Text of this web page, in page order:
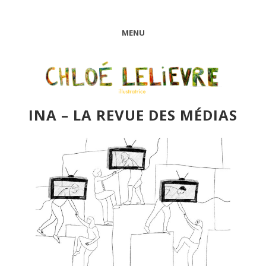
MENU
INA – LA REVUE DES MÉDIAS